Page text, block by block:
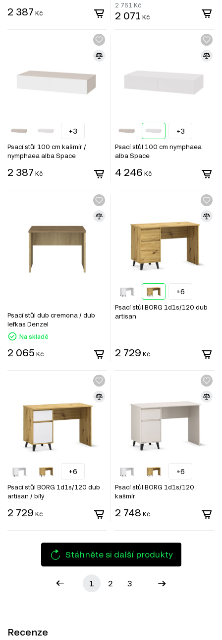
2 387 Kč
2 761 Kč
2 071 Kč
+3
Psací stůl 100 cm kašmír /
nymphaea alba Space
2 387 Kč
+3
Psací stůl 100 cm nymphaea
alba Space
4 246 Kč
Psací stůl dub cremona / dub
lefkas Denzel
Na skladě
2 065 Kč
+6
Psací stůl BORG 1d1s/120 dub
artisan
2 729 Kč
+6
Psací stůl BORG 1d1s/120 dub
artisan / bílý
2 729 Kč
+6
Psací stůl BORG 1d1s/120
kašmír
2 748 Kč
Stáhněte si další produkty
1 2 3
Recenze